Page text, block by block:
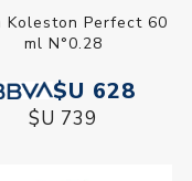
Koleston Perfect 60
ml N°0.28
$U 628
$U 739